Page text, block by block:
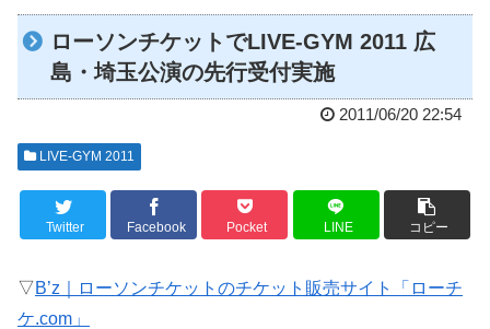
ローソンチケットでLIVE-GYM 2011 広
島・埼玉公演の先行受付実施
2011/06/20 22:54
LIVE-GYM 2011
Twitter Facebook Pocket LINE コピー
▽B’z｜ローソンチケットのチケット販売サイト「ローチ
ケ.com」